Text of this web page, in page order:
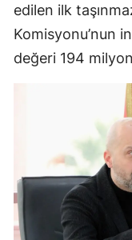
edilen ilk
Komisyonu’nun
değeri 194